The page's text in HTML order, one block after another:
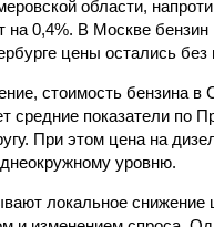
области,
на 0,4%. В Москве
цены остались без
стоимость бензина в
средние показатели по
При этом цена на
уровню.
локальное снижение